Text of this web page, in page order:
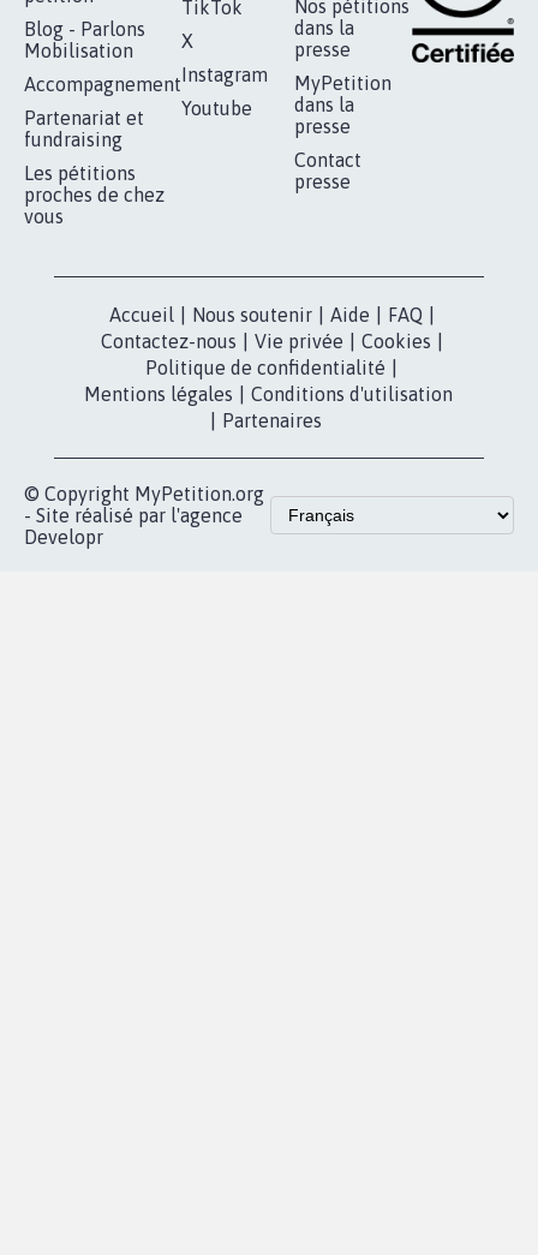
Blog - Parlons
Mobilisation
Accompagnement
Partenariat et
fundraising
Les pétitions
proches de chez
vous
TikTok
X
Instagram
Youtube
Nos pétitions
dans la
presse
MyPetition
dans la
presse
Contact
presse
Accueil Nous soutenir Aide FAQ
Contactez-nous
Vie privée Cookies
Politique de confidentialité
Mentions légales
Conditions d'utilisation
Partenaires
© Copyright MyPetition.org
- Site réalisé par l'agence
Developr